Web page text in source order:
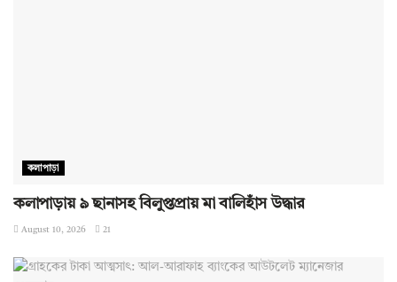
কলাপাড়া
কলাপাড়ায় ৯ ছানাসহ বিলুপ্তপ্রায় মা বালিহাঁস উদ্ধার
August 10, 2026 21